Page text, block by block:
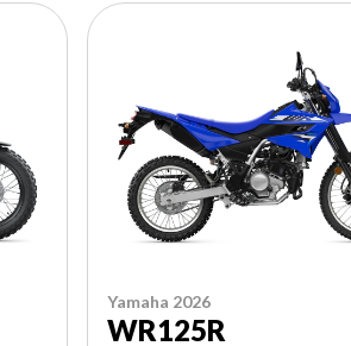
Yamaha 2026
WR125R